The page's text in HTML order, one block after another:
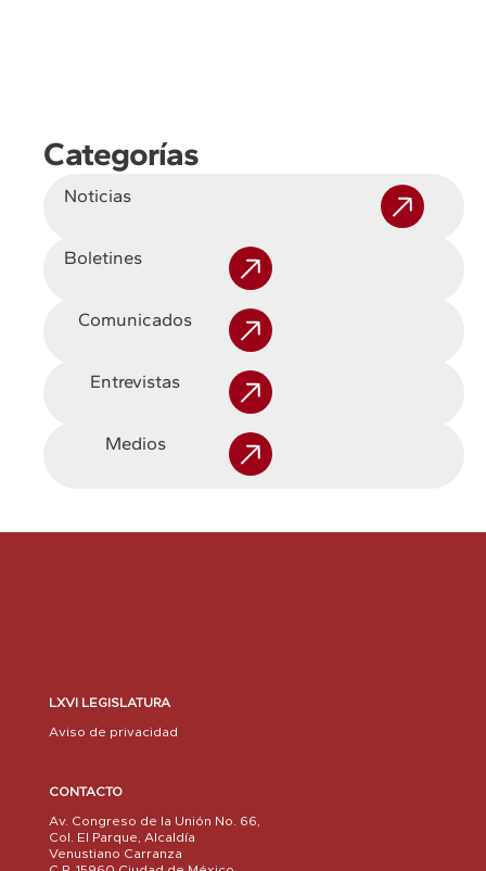
Categorías
Noticias
Boletines
Comunicados
Entrevistas
Medios
LXVI LEGISLATURA
Aviso de privacidad
CONTACTO
Av. Congreso de la Unión No. 66,
Col. El Parque, Alcaldía
Venustiano Carranza